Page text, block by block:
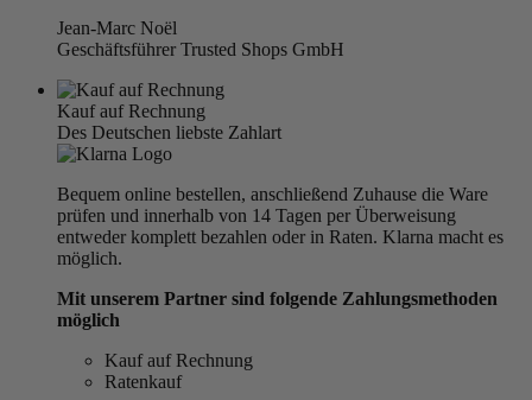
Jean-Marc Noël
Geschäftsführer Trusted Shops GmbH
Kauf auf Rechnung
Des Deutschen liebste Zahlart
Bequem online bestellen, anschließend Zuhause die Ware
prüfen und innerhalb von 14 Tagen per Überweisung
entweder komplett bezahlen oder in Raten. Klarna macht es
möglich.
Mit unserem Partner sind folgende Zahlungsmethoden
möglich
Kauf auf Rechnung
Ratenkauf